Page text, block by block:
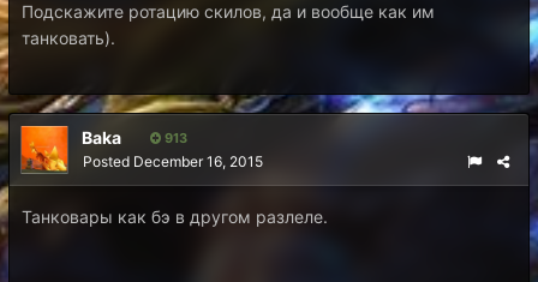
Подскажите ротацию скилов, да и вообще как им
танковать).
Baka 913
Posted December 16, 2015
Танковары как бэ в другом разлеле.